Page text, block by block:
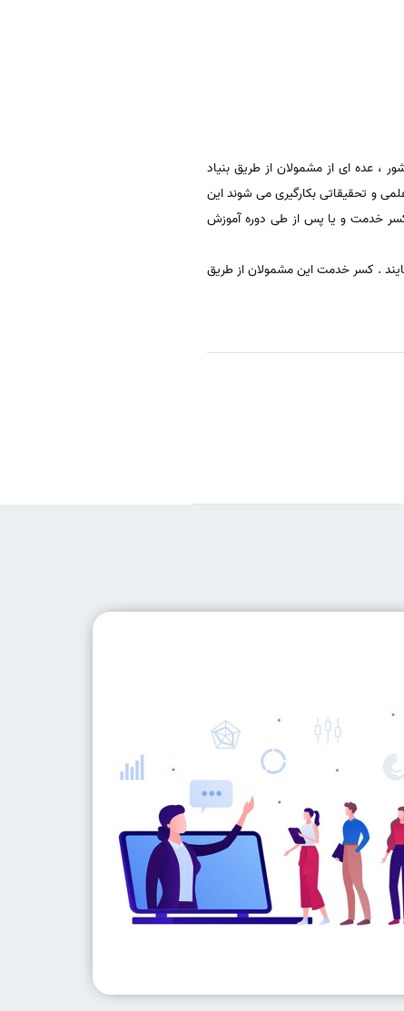
، عده ای از مشمولان از طریق بنیاد
و تحقیقاتی بکارگیری می شوند این
کسر خدمت و یا پس از طی دوره آموزش
. کسر خدمت این مشمولان از طریق